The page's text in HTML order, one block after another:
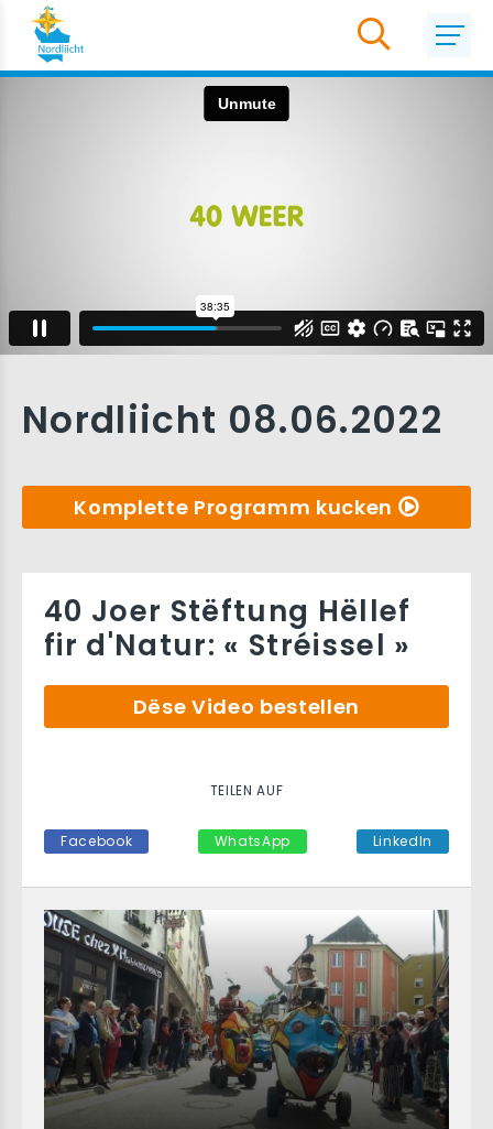
Nordliicht 08.06.2022
Komplette Programm kucken
40 Joer Stëftung Hëllef
fir d'Natur: « Stréissel »
Dëse Video bestellen
TEILEN AUF
Facebook WhatsApp LinkedIn